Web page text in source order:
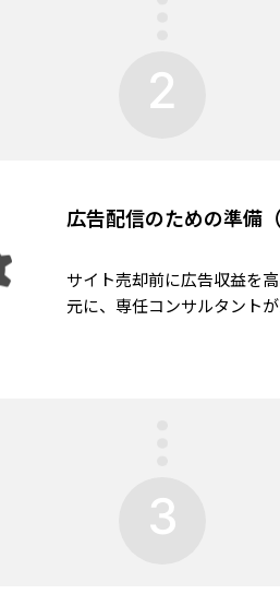
2
広告配信のための準備（
サイト売却前に広告収益を
元に、専任コンサルタント
3